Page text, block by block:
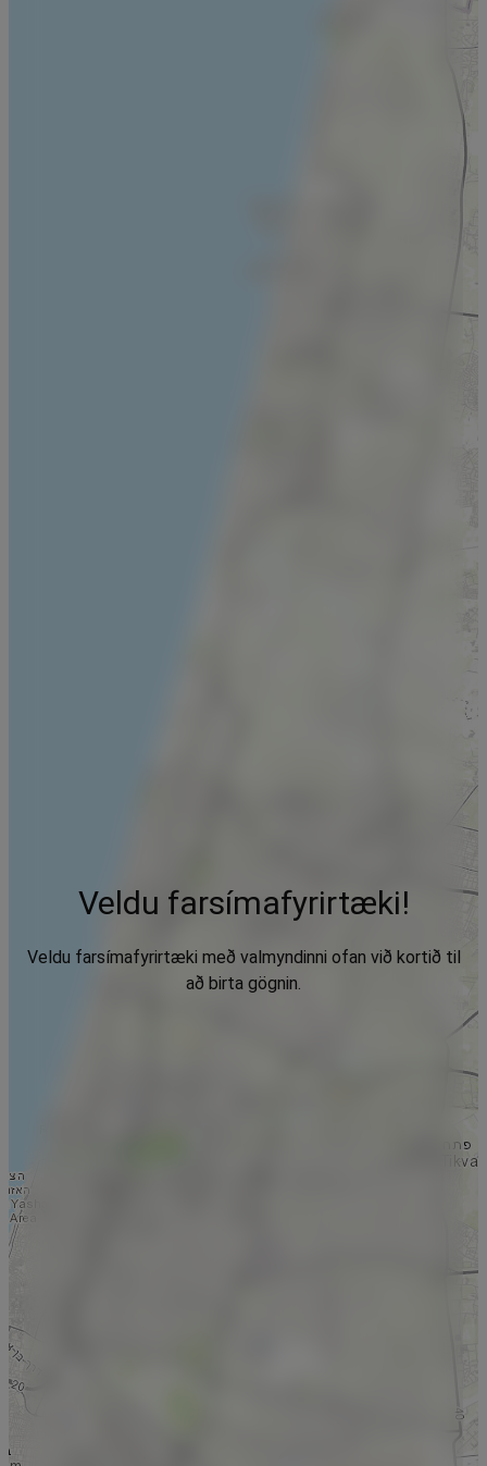
Veldu farsímafyrirtæki!
Veldu farsímafyrirtæki með valmyndinni ofan við kortið til
að birta gögnin.